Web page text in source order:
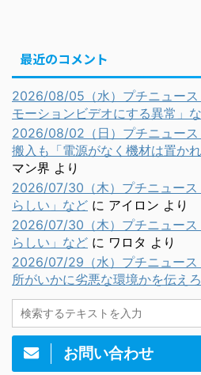
最近のコメント
2026/08/05（水）プチニュース
モーションビデオにする異常」
2026/08/02（日）プチニュース
搬入も「電源がなく機材は置か
マン界 より
2026/07/30（木）プチニュース
らしい」など に アイロン より
2026/07/30（木）プチニュース
らしい」など に ワロタ より
2026/07/29（水）プチニュース
所がいかに劣悪な環境かを伝え
お問い合わせ